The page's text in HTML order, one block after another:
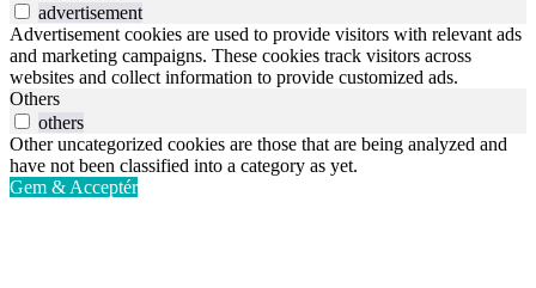
advertisement
Advertisement cookies are used to provide visitors with relevant ads
and marketing campaigns. These cookies track visitors across
websites and collect information to provide customized ads.
Others
others
Other uncategorized cookies are those that are being analyzed and
have not been classified into a category as yet.
Gem & Acceptér